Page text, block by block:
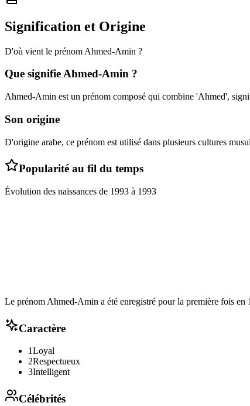
Signification et Origine
D'où vient le prénom Ahmed-Amin ?
Que signifieAhmed-Amin ?
Ahmed-Amin est un prénom composé qui combine 'Ahmed',
Son origine
D'origine arabe, ce prénom est utilisé dans plusieurs cultures
Popularité au fil du temps
Évolution des naissances de 1993 à 1993
Le prénom Ahmed-Amin a été enregistré pour la première fois
Caractère
1Loyal
2Respectueux
3Intelligent
Célébrités